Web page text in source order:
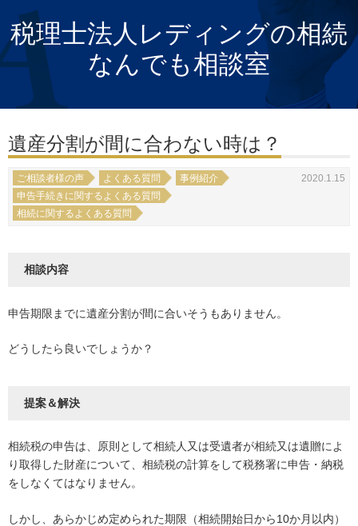
税理士法人レディングの相続
なんでも相談室
遺産分割が間に合わない時は？
ご相談者様の声 よくある質問
事例紹介
申告手続きに関するよくある質問
相続に関するよくある質問
2020.1.15
相談内容
申告期限までに遺産分割が間に合いそうもありません。
どうしたら良いでしょうか？
提案＆解決
相続税の申告は、原則として相続人又は受遺者が相続又は遺贈によ
り取得した財産について、相続税の計算をして税務署に申告・納税
をしなくてはなりません。
しかし、あらかじめ定められた期限（相続開始日から10か月以内）